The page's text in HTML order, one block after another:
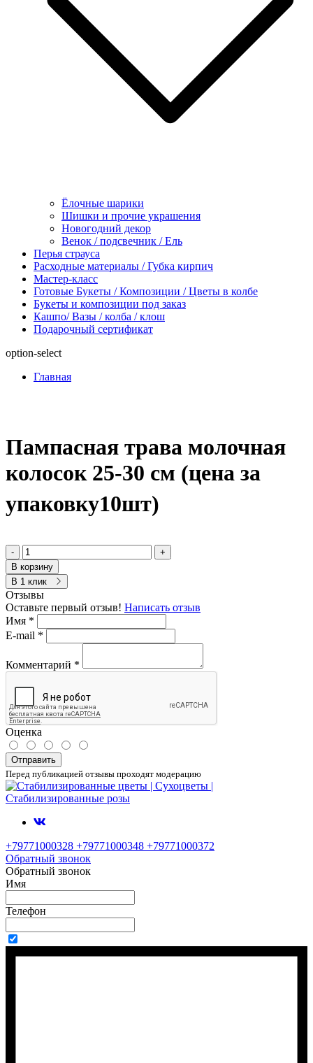
Ёлочные шарики
Шишки и прочие украшения
Новогодний декор
Венок / подсвечник / Ель
Перья страуса
Расходные материалы / Губка кирпич
Мастер-класс
Готовые Букеты / Композиции / Цветы в колбе
Букеты и композиции под заказ
Кашпо/ Вазы / колба / клош
Подарочный сертификат
option-select
Главная
Пампасная трава молочная
колосок 25-30 см (цена за
упаковку10шт)
-
+
В корзину
В 1 клик
Отзывы
Оставьте первый отзыв! Написать отзыв
Имя *
E-mail *
Комментарий *
Оценка
Отправить
Перед публикацией отзывы проходят модерацию
+79771000328 +79771000348 +79771000372
Обратный звонок
Обратный звонок
Имя
Телефон